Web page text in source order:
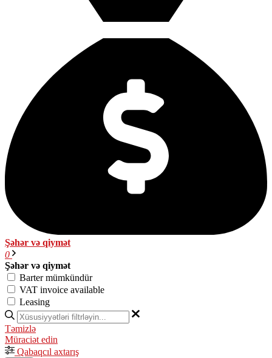
Şəhər və qiymət
0
Şəhər və qiymət
Barter mümkündür
VAT invoice available
Leasing
Təmizlə
Müraciət edin
Qabaqcıl axtarış